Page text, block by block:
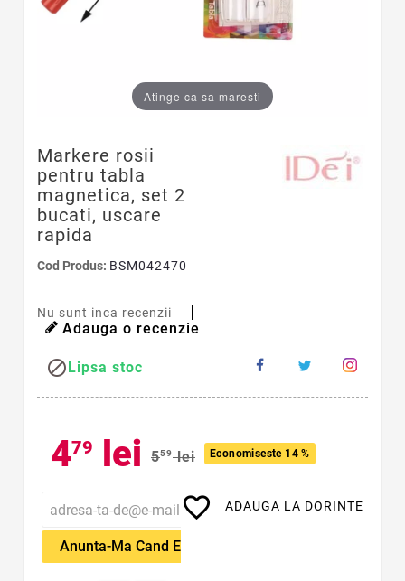
Atinge ca sa maresti
Markere rosii
pentru tabla
magnetica, set 2
bucati, uscare
rapida
Cod Produs: BSM042470
Nu sunt inca recenzii
Adauga o recenzie
Lipsa stoc
479 lei 559 lei Economiseste 14 %
Anunta-Ma Cand Este Disponibil
favorite_border ADAUGA LA DORINTE